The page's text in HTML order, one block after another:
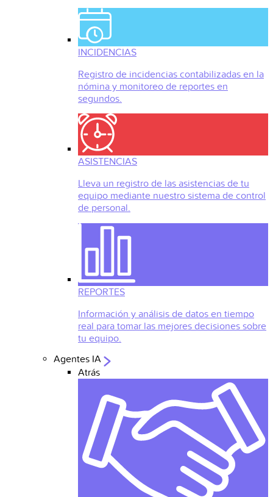
INCIDENCIAS
Registro de incidencias contabilizadas en la
nómina y monitoreo de reportes en
segundos.
ASISTENCIAS
Lleva un registro de las asistencias de tu
equipo mediante nuestro sistema de control
de personal.
REPORTES
Información y análisis de datos en tiempo
real para tomar las mejores decisiones sobre
tu equipo.
Agentes IA
Atrás